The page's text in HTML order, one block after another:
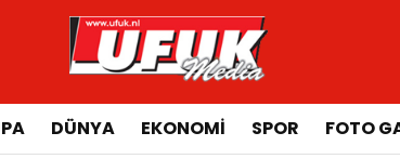
DÜNYA EKONOMI SPOR FOTO